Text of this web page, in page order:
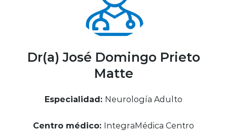
Especialidades y Servicios
Telemedicina Blua
Clínicas Dentales
Dr(a) José Domingo Prieto
Matte
Especialidad: Neurología Adulto
Centro médico: IntegraMédica Centro